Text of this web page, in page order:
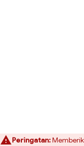
Peringatan: